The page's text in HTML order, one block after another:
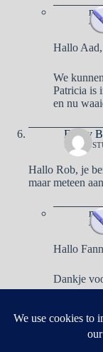
4
Hallo Aad,
We
Patricia is
en nu
Fanny
1
Hallo Rob, je
maar meteen
4
Hallo
Dankje